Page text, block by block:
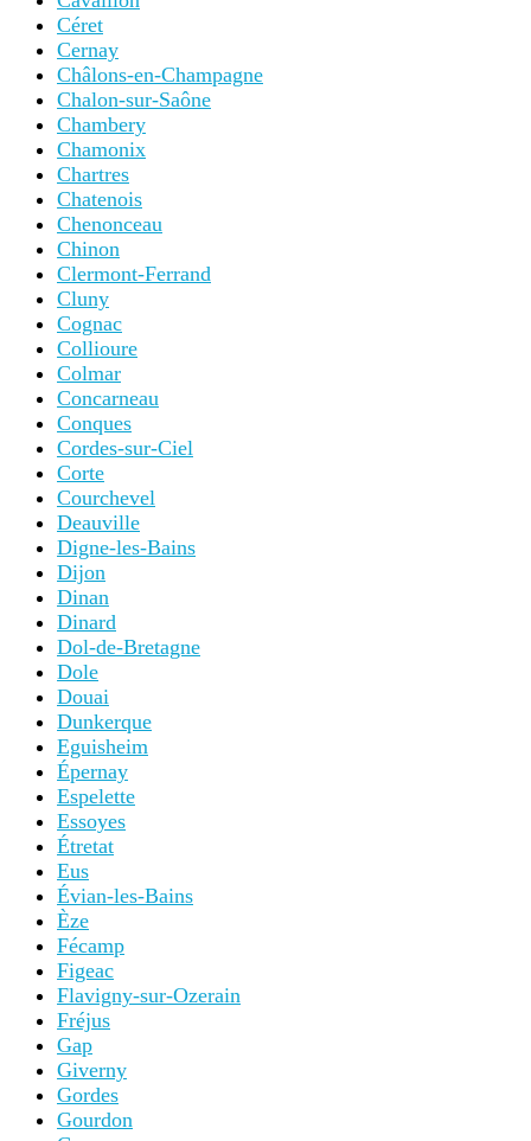
Céret
Cernay
Châlons-en-Champagne
Chalon-sur-Saône
Chambery
Chamonix
Chartres
Chatenois
Chenonceau
Chinon
Clermont-Ferrand
Cluny
Cognac
Collioure
Colmar
Concarneau
Conques
Cordes-sur-Ciel
Corte
Courchevel
Deauville
Digne-les-Bains
Dijon
Dinan
Dinard
Dol-de-Bretagne
Dole
Douai
Dunkerque
Eguisheim
Épernay
Espelette
Essoyes
Étretat
Eus
Évian-les-Bains
Èze
Fécamp
Figeac
Flavigny-sur-Ozerain
Fréjus
Gap
Giverny
Gordes
Gourdon